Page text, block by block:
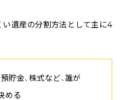
遺産の分割方法として主に4
貯金、株式など、誰が
める